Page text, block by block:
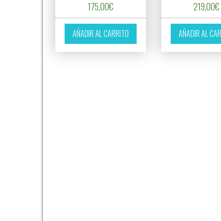
175,00€
AÑADIR AL CARRITO
219,00€
AÑADIR AL